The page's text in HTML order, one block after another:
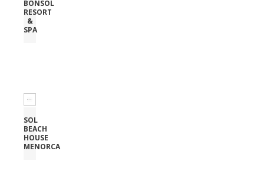
BONSOL
RESORT
&
SPA
SOL
BEACH
HOUSE
MENORCA